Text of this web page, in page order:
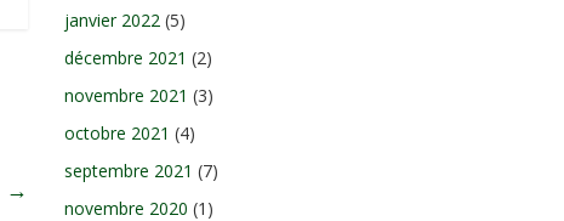
→
janvier 2022 (5)
décembre 2021 (2)
novembre 2021 (3)
octobre 2021 (4)
septembre 2021 (7)
novembre 2020 (1)